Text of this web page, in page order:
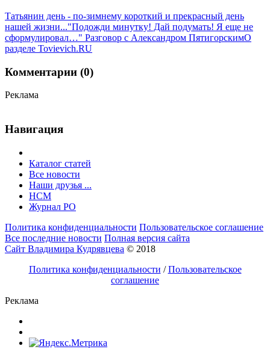
Татьянин день - по-зимнему короткий и прекрасный день
нашей жизни..."Подожди минутку! Дай подумать! Я еще не
сформулировал…" Разговор с Александром ПятигорскимО
разделе Tovievich.RU
Комментарии (0)
Реклама
Навигация
Каталог статей
Все новости
Наши друзья ...
HCM
Журнал РО
Политика конфиденциальности Пользовательское соглашение
Все последние новости Полная версия сайта
Сайт Владимира Кудрявцева © 2018
Политика конфиденциальности /Пользовательское
соглашение
Реклама